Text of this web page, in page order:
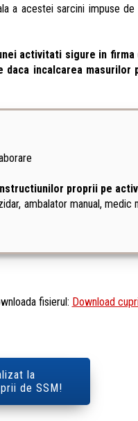
a acestei sarcini impuse
activitati sigure in
incalcarea masurilor
proprii pe
ambalator manual,
fisierul: Download
la
de SSM!